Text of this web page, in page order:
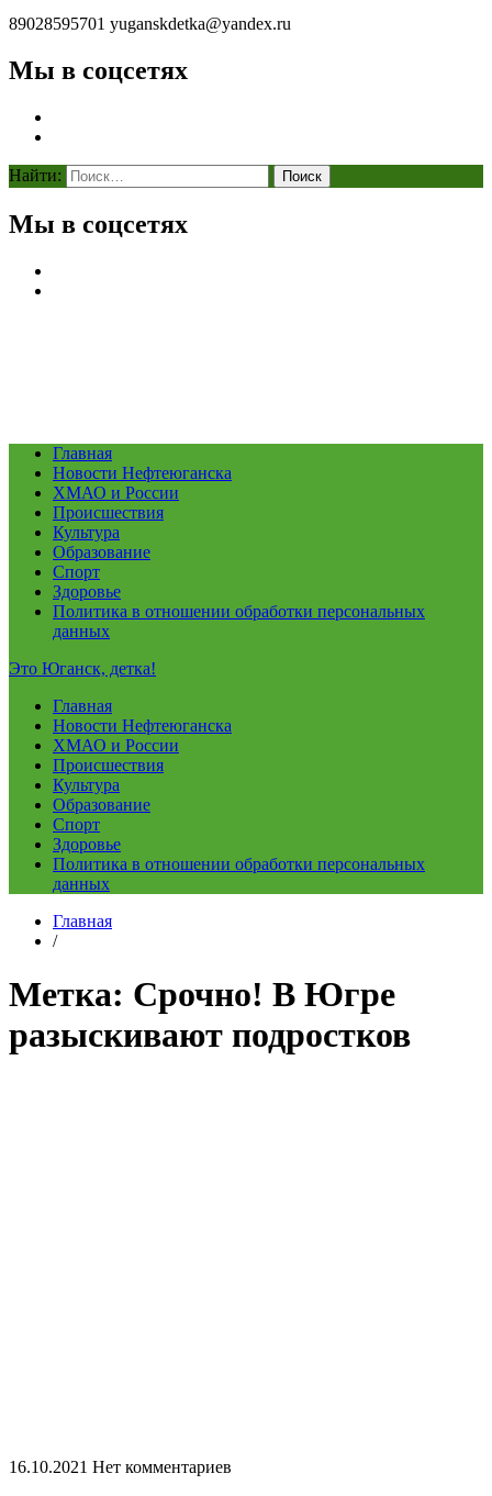
89028595701 yuganskdetka@yandex.ru
Мы в соцсетях
Найти:
Мы в соцсетях
Главная
Новости Нефтеюганска
ХМАО и России
Происшествия
Культура
Образование
Спорт
Здоровье
Политика в отношении обработки персональных
данных
Это Юганск, детка!
Главная
Новости Нефтеюганска
ХМАО и России
Происшествия
Культура
Образование
Спорт
Здоровье
Политика в отношении обработки персональных
данных
Главная
/
Метка: ​Срочно! В Югре
разыскивают подростков
16.10.2021 Нет комментариев